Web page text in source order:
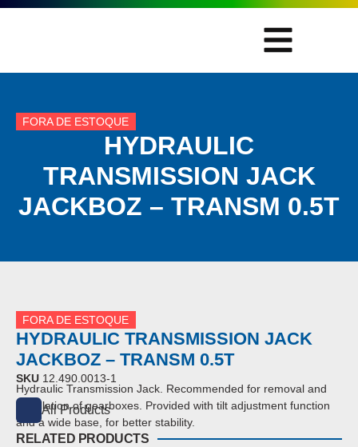
FORA DE ESTOQUE
HYDRAULIC
TRANSMISSION JACK
JACKBOZ – TRANSM 0.5T
FORA DE ESTOQUE
HYDRAULIC TRANSMISSION JACK
JACKBOZ – TRANSM 0.5T
SKU 12.490.0013-1
Hydraulic Transmission Jack. Recommended for removal and
installation of gearboxes. Provided with tilt adjustment function
and a wide base, for better stability.
All Products
RELATED PRODUCTS